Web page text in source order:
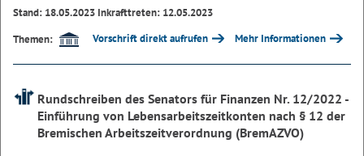
Stand: 18.05.2023 Inkrafttreten: 12.05.2023
Themen:
Vorschrift direkt aufrufen Mehr Informationen
Rundschreiben des Senators für Finanzen Nr. 12/2022 -
Einführung von Lebensarbeitszeitkonten nach § 12 der
Bremischen Arbeitszeitverordnung (BremAZVO)